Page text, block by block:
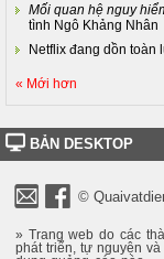
Mối quan hệ nguy
tình Ngô Khảng Nhân
Netflix đang dồn toàn
« Mới hơn
BẢN DESKTOP
©
» Trang web do các
phát triển, tự nguyện